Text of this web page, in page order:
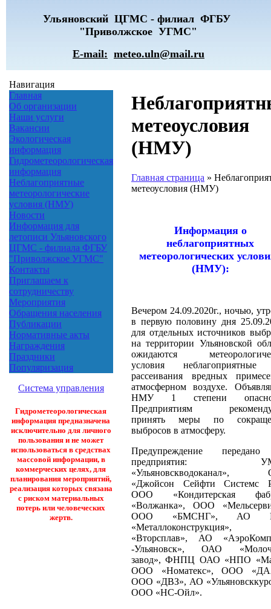
Ульяновский ЦГМС - филиал ФГБУ
"Приволжское УГМС"
E-mail: meteo.uln@mail.ru
Навигация
Главная
Об организации
Наши услуги
Вакансии
Экологическая
информация
Гидрометеорологическая
информация
Неблагоприятные
метеорологические
условия (НМУ)
Новости
Информация для
летописи Ульяновского
ЦГМС - филиала ФГБУ
"Приволжское УГМС"
Контакты
Приглашаем к
сотрудничеству
Мероприятия
Обращения населения
Публикации
Нормативные акты
Награждения
Праздники
Популяризация
Система управления
Гидрометеорологическая
информация предназначена
исключительно для личного
пользования и не может
использоваться в средствах
массовой информации, в
коммерческих целях, для
планирования мероприятий,
реализация которых связана
с риском материальных
потерь или человеческих
жертв.
метеоусловия
(НМУ)
Главная страница »
метеоусловия (НМУ)
Информация о
неблагоприятных
метеорологических
(НМУ):
Вечером 24.09.2020г., ночью,
в первую половину дня
для отдельных источников
на территории Ульяновской
ожидаются
условия неблагоприятные
рассеивания вредных
атмосферном воздухе.
НМУ 1 степени
Предприятиям
принять меры по
выбросов в атмосферу.
Предупреждение
предприятия:
«Ульяновскводоканал»,
«Джойсон Сейфти Системс
ООО «Кондитерская
«Волжанка», ООО
ООО «БМСНГ», АО
«Вторсплав», АО
-Ульяновск», ОАО
завод», ФНПЦ ОАО «НПО
ООО «Номатекс», ООО
ООО «ДВЗ», АО
ООО «НС-Ойл».